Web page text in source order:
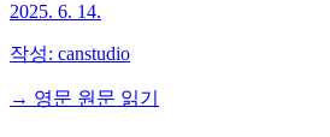
2025. 6. 14.
작성: canstudio
→ 영문 원문 읽기